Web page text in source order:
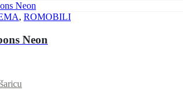
, ROMOBILI
Neon